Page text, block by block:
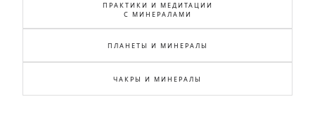
ПРАКТИКИ И МЕДИТАЦИИ
С МИНЕРАЛАМИ
ПЛАНЕТЫ И МИНЕРАЛЫ
ЧАКРЫ И МИНЕРАЛЫ